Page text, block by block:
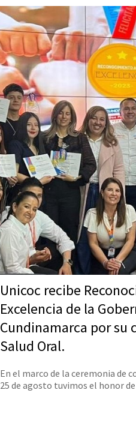
Unicoc recibe
Excelencia de la
Cundinamarca por su
Salud Oral.
En el marco de la ceremonia de
25 de agosto tuvimos el honor de